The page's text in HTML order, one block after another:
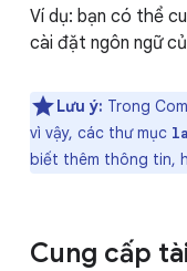
Ví dụ: bạn có thể
cài đặt ngôn ngữ
Lưu ý: Trong
vì vậy, các thư mục
biết thêm thông tin,
Cung cấp